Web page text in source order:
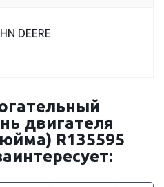
DEERE
двигателя
R135595